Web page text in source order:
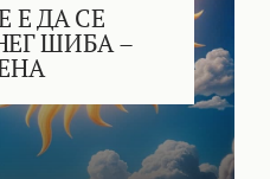
Е ДА СЕ
ШИБА –